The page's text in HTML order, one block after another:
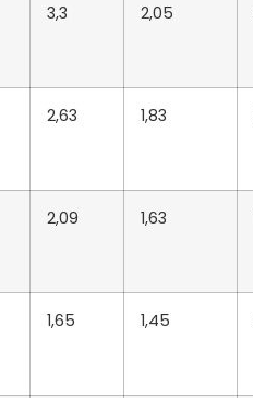
3,3 2,05
2,63 1,83
2,09 1,63
1,65 1,45